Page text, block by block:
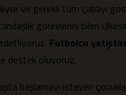
ve gerekli tüm çabayı
görevlerini bilen
Futbolcu
destek oluyoruz.
başlamayı isteyen